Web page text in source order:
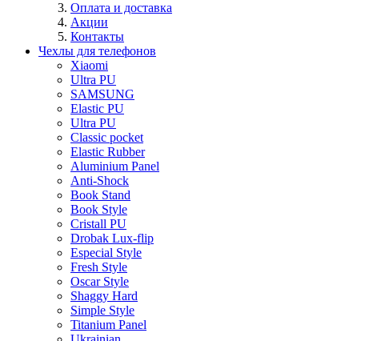
Оплата и доставка
Акции
Контакты
Чехлы для телефонов
Xiaomi
Ultra PU
SAMSUNG
Elastic PU
Ultra PU
Classic pocket
Elastic Rubber
Aluminium Panel
Anti-Shock
Book Stand
Book Style
Cristall PU
Drobak Lux-flip
Especial Style
Fresh Style
Oscar Style
Shaggy Hard
Simple Style
Titanium Panel